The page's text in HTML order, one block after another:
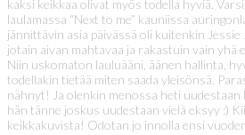
kaksi keikkaa olivat myös todella hyviä.
laulamassa “Next to me” kauniissa
jännittävin asia päivässä oli kuitenkin Jessie
jotain aivan mahtavaa ja rakastuin vain yhä
Niin uskomaton lauluääni, äänen hallinta,
todellakin tietää miten saada yleisönsä.
nähnyt! Ja olenkin menossa heti uudestaan
hän tänne joskus uudestaan vielä eksyy :)
keikkakuvista! Odotan jo innolla ensi